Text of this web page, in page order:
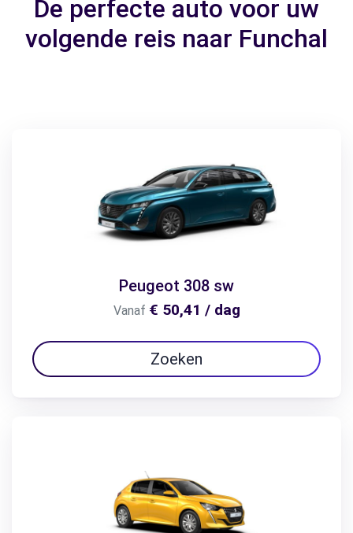
De perfecte auto voor uw
volgende reis naar Funchal
Peugeot 308 sw
Vanaf € 50,41 / dag
Zoeken